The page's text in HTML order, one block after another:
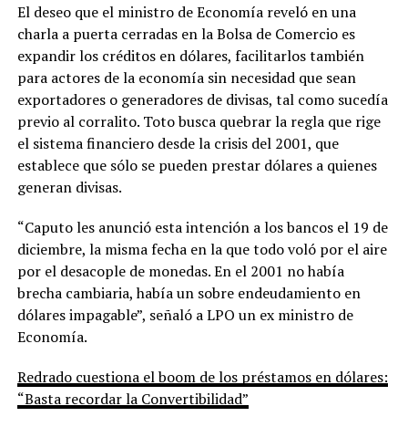
El deseo que el ministro de Economía reveló en una
charla a puerta cerradas en la Bolsa de Comercio es
expandir los créditos en dólares, facilitarlos también
para actores de la economía sin necesidad que sean
exportadores o generadores de divisas, tal como sucedía
previo al corralito. Toto busca quebrar la regla que rige
el sistema financiero desde la crisis del 2001, que
establece que sólo se pueden prestar dólares a quienes
generan divisas.
“Caputo les anunció esta intención a los bancos el 19 de
diciembre, la misma fecha en la que todo voló por el aire
por el desacople de monedas. En el 2001 no había
brecha cambiaria, había un sobre endeudamiento en
dólares impagable”, señaló a LPO un ex ministro de
Economía.
Redrado cuestiona el boom de los préstamos en dólares:
“Basta recordar la Convertibilidad”